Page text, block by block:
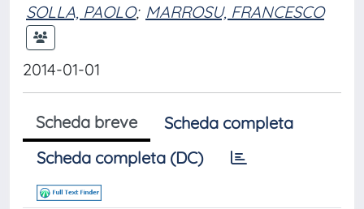
SOLLA, PAOLO; MARROSU, FRANCESCO
2014-01-01
Scheda breve
Scheda completa
Scheda completa (DC)